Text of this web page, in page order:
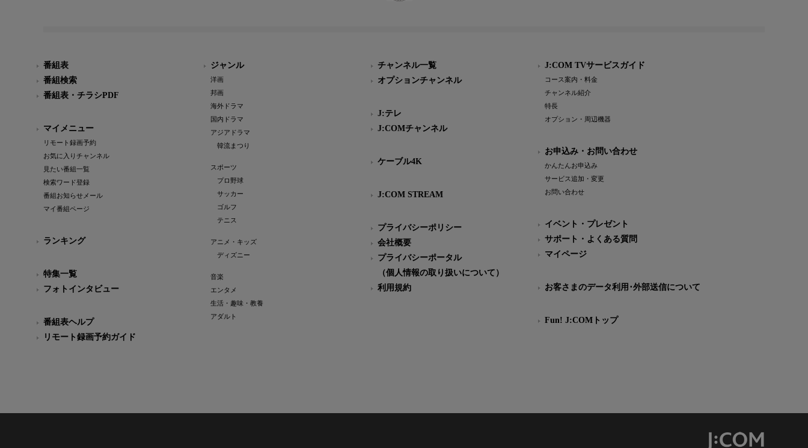
番組表
番組検索
番組表・チラシPDF
マイメニュー
リモート録画予約
お気に入りチャンネル
見たい番組一覧
検索ワード登録
番組お知らせメール
マイ番組ページ
ランキング
特集一覧
フォトインタビュー
番組表ヘルプ
リモート録画予約ガイド
ジャンル
洋画
邦画
海外ドラマ
国内ドラマ
アジアドラマ
韓流まつり
スポーツ
プロ野球
サッカー
ゴルフ
テニス
アニメ・キッズ
ディズニー
音楽
エンタメ
生活・趣味・教養
アダルト
チャンネル一覧
オプションチャンネル
J:テレ
J:COMチャンネル
ケーブル4K
J:COM STREAM
プライバシーポリシー
会社概要
プライバシーポータル
（個人情報の取り扱いについて）
利用規約
J:COM TVサービスガイド
コース案内・料金
チャンネル紹介
特長
オプション・周辺機器
お申込み・お問い合わせ
かんたんお申込み
サービス追加・変更
お問い合わせ
イベント・プレゼント
サポート・よくある質問
マイページ
お客さまのデータ利用･外部送信について
Fun! J:COMトップ